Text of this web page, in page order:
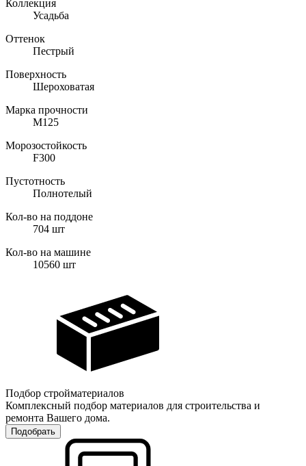
Коллекция
Усадьба
Оттенок
Пестрый
Поверхность
Шероховатая
Марка прочности
M125
Морозостойкость
F300
Пустотность
Полнотелый
Кол-во на поддоне
704 шт
Кол-во на машине
10560 шт
Подбор стройматериалов
Комплексный подбор материалов для строительства и
ремонта Вашего дома.
Подобрать